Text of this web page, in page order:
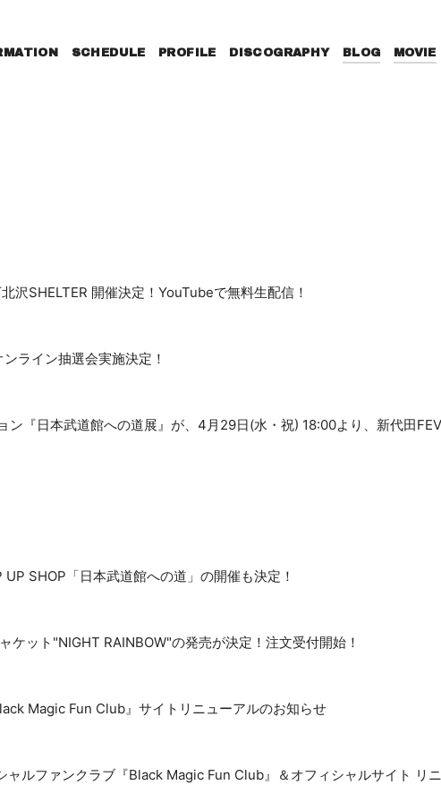
SCHEDULE PROFILE DISCOGRAPHY BLOG MOVIE
沢SHELTER 開催決定！YouTubeで無料生配信！
ライン抽選会実施決定！
『日本武道館への道展』が、4月29日(水・祝) 18:00より、新代田
SHOP「日本武道館への道」の開催も決定！
ット"NIGHT RAINBOW"の発売が決定！注文受付開始！
Magic Fun Club』サイトリニューアルのお知らせ
ャルファンクラブ『Black Magic Fun Club』＆オフィシャルサイト リ